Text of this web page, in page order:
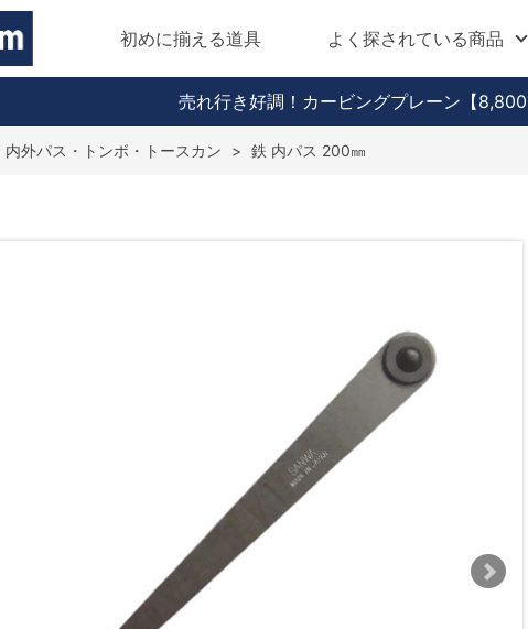
初めに揃える道具 よく探されている商品
売れ行き好調！カービングプレーン 【8,800
内外パス・トンボ・トースカン > 鉄 内パス 200㎜